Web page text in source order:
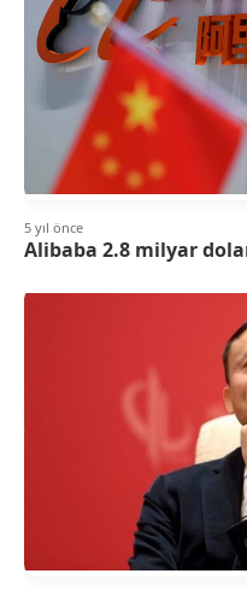
5 yıl önce
Alibaba 2.8 milyar